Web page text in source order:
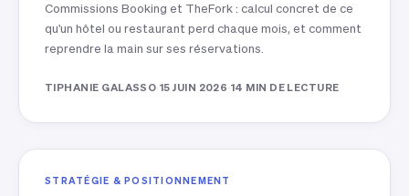
Commissions Booking et TheFork : calcul concret de ce
qu'un hôtel ou restaurant perd chaque mois, et comment
reprendre la main sur ses réservations.
TIPHANIE GALASSO·15 JUIN 2026·14 MIN DE LECTURE
STRATÉGIE & POSITIONNEMENT